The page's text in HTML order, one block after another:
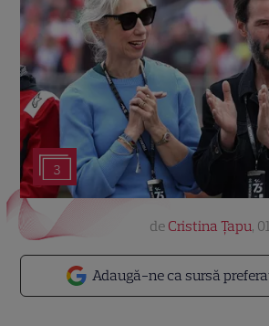
3
Adaugă-ne ca sursă
de Cristina Țapu,